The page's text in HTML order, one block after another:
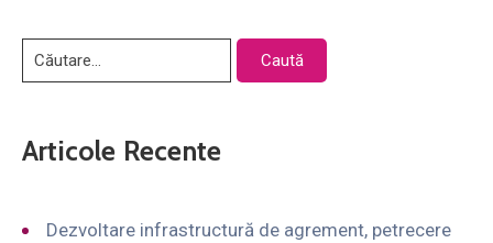
Articole Recente
Dezvoltare infrastructură de agrement, petrecere